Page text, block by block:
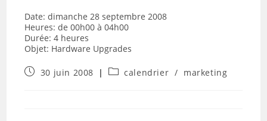
Date: dimanche 28 septembre 2008
Heures: de 00h00 à 04h00
Durée: 4 heures
Objet: Hardware Upgrades
Publication
30 juin 2008
Postcalendrier / marketing